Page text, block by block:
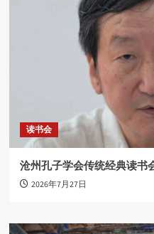
读书会
沧州孔子学会传统经典读书
2026年7月27日